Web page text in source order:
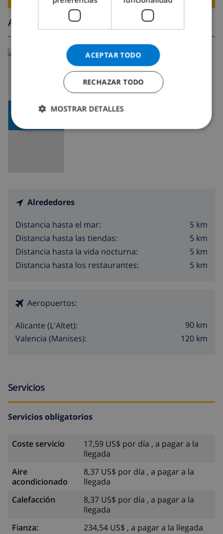
Alrededores
MOSTRAR
Leer más sobre:
España>Costa Blanca >Moraira
Alrededores
Distancia hasta el mar:
5 km
Distancia hasta las tiendas:
5 km
Distancia hasta la vida nocturna:
5 km
Distancia hasta los restaurantes:
5 km
Aeropuertos:
Alicante (L'Altet):
90 km
Valencia (Manises):
120 km
Servicios
Servicios obligatorios
Coste servicio
17,59 US$ por día , a pagar a la
llegada
Aire
acondicionado
8,37 US$ por día , a pagar a la
llegada
Calefacción
8,37 US$ por día , a pagar a la
llegada
Fianza:
234,54 US$ , a pagar a la llegada
ACEPTAR TODO
RECHAZAR TODO
MOSTRAR DETALLES